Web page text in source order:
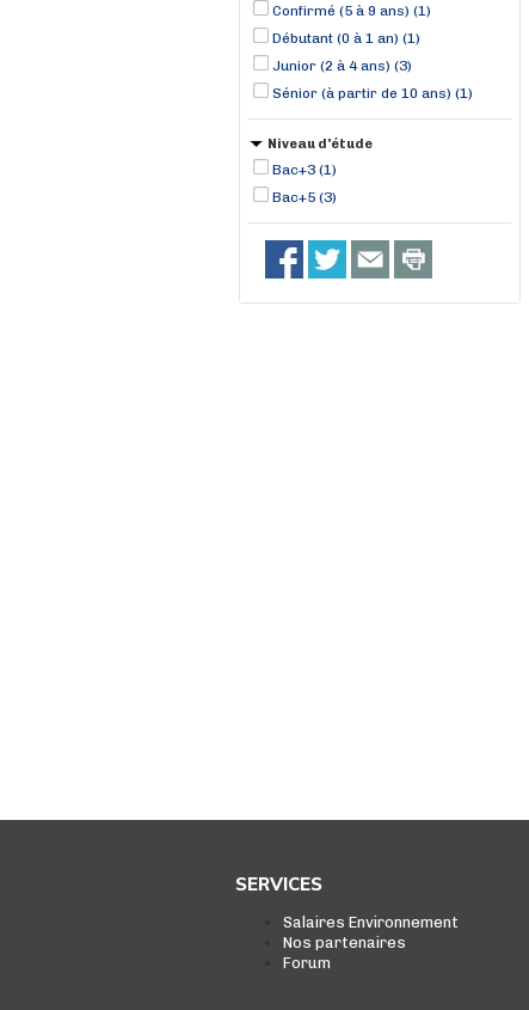
Confirmé (5 à 9 ans) (1)
Débutant (0 à 1 an) (1)
Junior (2 à 4 ans) (3)
Sénior (à partir de 10 ans) (1)
Niveau d'étude
Bac+3 (1)
Bac+5 (3)
SERVICES
Salaires Environnement
Nos partenaires
Forum